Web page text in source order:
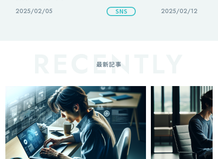
2025/02/05 SNS 2025/02/12
最新記事